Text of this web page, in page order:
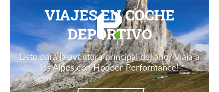
VIAJES EN COCHE
DEPORTIVO
Listo para la aventura principal del año? Viaja a
los Alpes con Hodoor Performance!